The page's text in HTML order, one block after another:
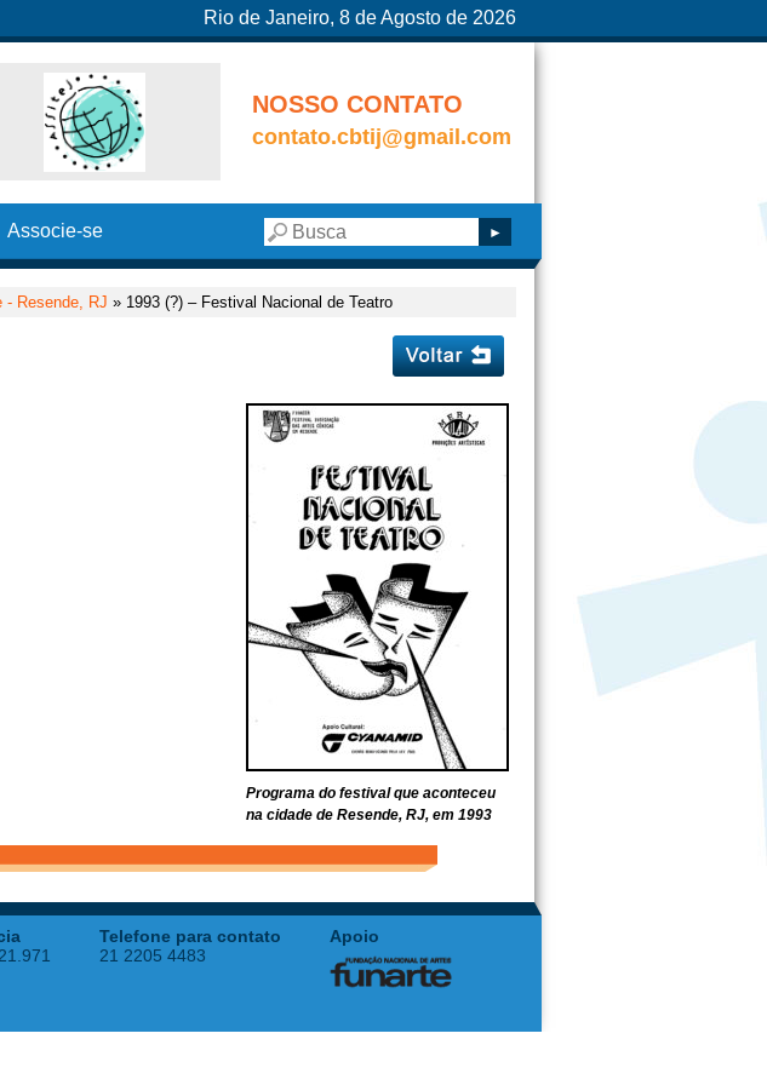
Rio de Janeiro, 8 de Agosto de 2026
NOSSO CONTATO
contato.cbtij@gmail.com
Associe-se
- Resende, RJ » 1993 (?) – Festival Nacional de Teatro
Programa do festival que aconteceu
na cidade de Resende, RJ, em 1993
Telefone para contato
21 2205 4483
Apoio